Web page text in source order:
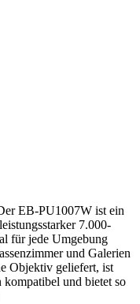
EB-PU1007W ist ein
7.000-
für jede Umgebung
und Galerien
Objektiv geliefert, ist
und bietet so